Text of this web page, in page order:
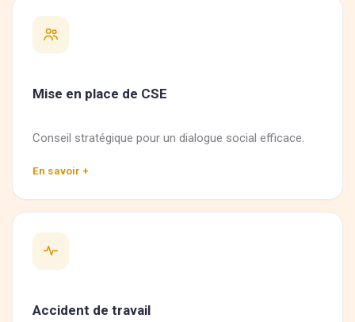
Mise en place de CSE
Conseil stratégique pour un dialogue social efficace.
En savoir +
Accident de travail